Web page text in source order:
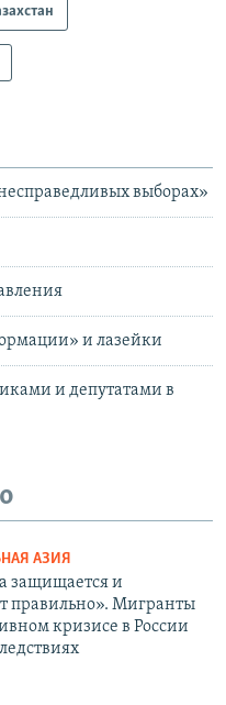
выборах»
и лазейки
и депутатами в
АЗИЯ
защищается и
правильно». Мигранты
кризисе в России